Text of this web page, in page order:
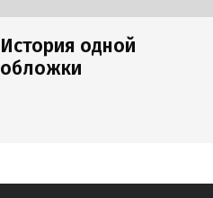
История одной
обложки